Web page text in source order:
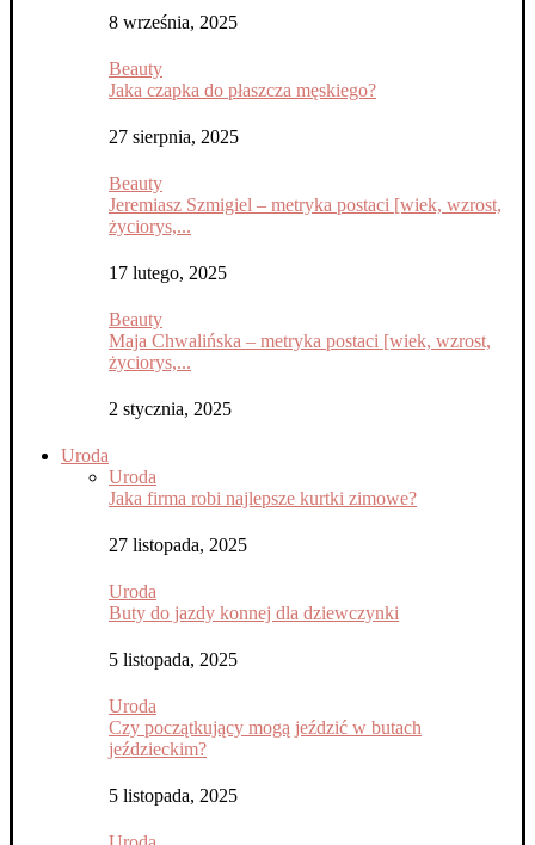
8 września, 2025
Beauty
Jaka czapka do płaszcza męskiego?
27 sierpnia, 2025
Beauty
Jeremiasz Szmigiel – metryka postaci [wiek, wzrost,
życiorys,...
17 lutego, 2025
Beauty
Maja Chwalińska – metryka postaci [wiek, wzrost,
życiorys,...
2 stycznia, 2025
Uroda
Uroda
Jaka firma robi najlepsze kurtki zimowe?
27 listopada, 2025
Uroda
Buty do jazdy konnej dla dziewczynki
5 listopada, 2025
Uroda
Czy początkujący mogą jeździć w butach
jeździeckim?
5 listopada, 2025